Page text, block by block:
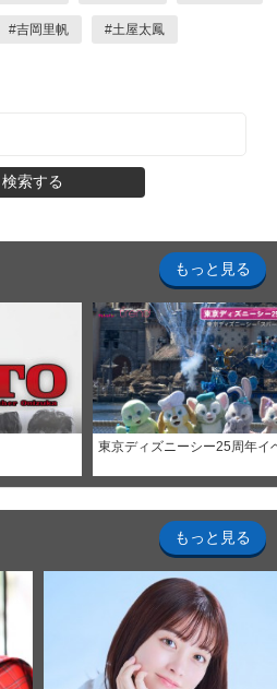
#吉岡里帆 #土屋太鳳
検索する
もっと見る
東京ディズニーシー25周年イ
もっと見る